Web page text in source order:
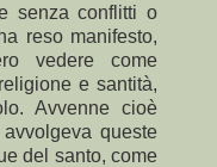
senza conflitti o
reso manifesto,
vedere come
e santità,
Avvenne cioè
queste
del santo, come